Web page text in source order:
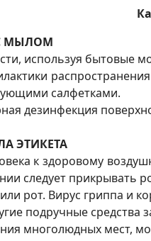
МЫЛОМ
используя бытовые
салфетками.
дезинфекция
ЭТИКЕТА
к здоровому
следует прикрывать
рот. Вирус гриппа и
подручные
многолюдных мест,